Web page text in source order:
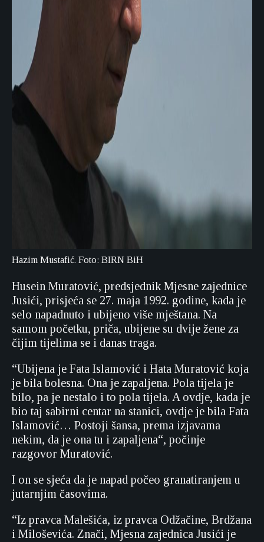
Hazim Mustafić. Foto: BIRN BiH
Husein Muratović, predsjednik Mjesne zajednice
Jusići, prisjeća se 27. maja 1992. godine, kada je
selo napadnuto i ubijeno više mještana. Na
samom početku, priča, ubijene su dvije žene za
čijim tijelima se i danas traga.
“Ubijena je Fata Islamović i Hata Muratović koja
je bila bolesna. Ona je zapaljena. Pola tijela je
bilo, pa je nestalo i to pola tijela. A ovdje, kada je
bio taj sabirni centar na stanici, ovdje je bila Fata
Islamović… Postoji šansa, prema izjavama
nekim, da je ona tu i zapaljena“, počinje
razgovor Muratović.
I on se sjeća da je napad počeo granatiranjem u
jutarnjim časovima.
“Iz pravca Malešića, iz pravca Odžačine, Brdžana
i Miloševića. Znači, Mjesna zajednica Jusići je